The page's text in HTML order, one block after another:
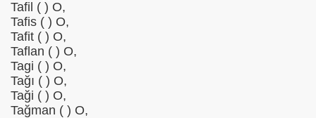
Tafil ( ) O,
Tafis ( ) O,
Tafit ( ) O,
Taflan ( ) O,
Tagi ( ) O,
Tağı ( ) O,
Taği ( ) O,
Tağman ( ) O,